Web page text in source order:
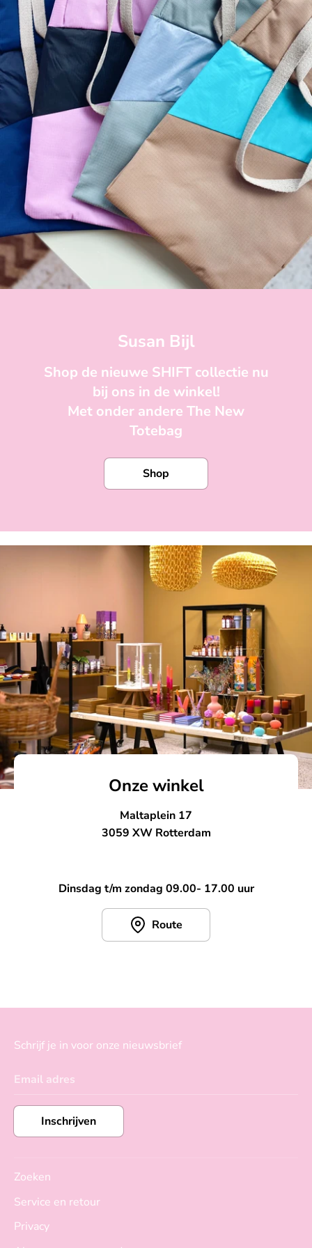
Susan Bijl
Shop de nieuwe SHIFT collectie nu
bij ons in de winkel!
Met onder andere The New
Totebag
Shop
Onze winkel
Maltaplein 17
3059 XW Rotterdam
Dinsdag t/m zondag 09.00- 17.00 uur
Route
Schrijf je in voor onze nieuwsbrief
Email adres
Inschrijven
Zoeken
Service en retour
Privacy